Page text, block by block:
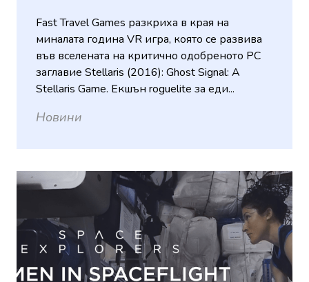
Fast Travel Games разкриха в края на
миналата година VR игра, която се развива
във вселената на критично одобреното PC
заглавие Stellaris (2016): Ghost Signal: A
Stellaris Game. Екшън roguelite за еди...
Новини